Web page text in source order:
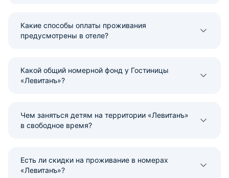
Какие способы оплаты проживания
предусмотрены в отеле?
Какой общий номерной фонд у Гостиницы
«Левитанъ»?
Чем заняться детям на территории «Левитанъ»
в свободное время?
Есть ли скидки на проживание в номерах
«Левитанъ»?